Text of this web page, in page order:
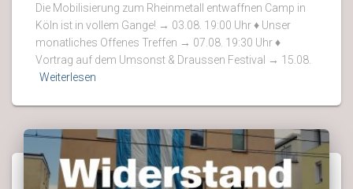
Die Mobilisierung zum Rheinmetall entwaffnen Camp in
Köln ist in vollem Gange! → 03.08. 19:00 Uhr ♦ Unser
monatliches Offenes Treffen → 07.08. 19:30 Uhr ♦
Vortrag auf dem Umsonst & Draussen Festival → 15.08.
Weiterlesen